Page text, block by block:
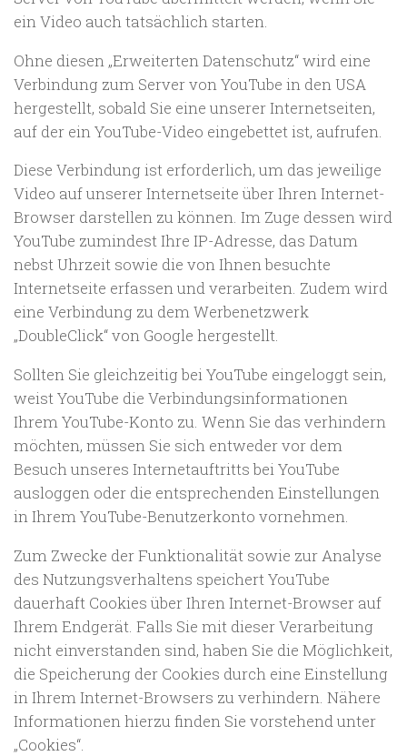
ein Video auch tatsächlich starten.
Ohne diesen „Erweiterten Datenschutz“ wird eine
Verbindung zum Server von YouTube in den USA
hergestellt, sobald Sie eine unserer Internetseiten,
auf der ein YouTube-Video eingebettet ist, aufrufen.
Diese Verbindung ist erforderlich, um das jeweilige
Video auf unserer Internetseite über Ihren Internet-
Browser darstellen zu können. Im Zuge dessen wird
YouTube zumindest Ihre IP-Adresse, das Datum
nebst Uhrzeit sowie die von Ihnen besuchte
Internetseite erfassen und verarbeiten. Zudem wird
eine Verbindung zu dem Werbenetzwerk
„DoubleClick“ von Google hergestellt.
Sollten Sie gleichzeitig bei YouTube eingeloggt sein,
weist YouTube die Verbindungsinformationen
Ihrem YouTube-Konto zu. Wenn Sie das verhindern
möchten, müssen Sie sich entweder vor dem
Besuch unseres Internetauftritts bei YouTube
ausloggen oder die entsprechenden Einstellungen
in Ihrem YouTube-Benutzerkonto vornehmen.
Zum Zwecke der Funktionalität sowie zur Analyse
des Nutzungsverhaltens speichert YouTube
dauerhaft Cookies über Ihren Internet-Browser auf
Ihrem Endgerät. Falls Sie mit dieser Verarbeitung
nicht einverstanden sind, haben Sie die Möglichkeit,
die Speicherung der Cookies durch eine Einstellung
in Ihrem Internet-Browsers zu verhindern. Nähere
Informationen hierzu finden Sie vorstehend unter
„Cookies“.